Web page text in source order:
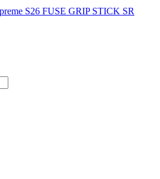
S26 FUSE GRIP STICK SR